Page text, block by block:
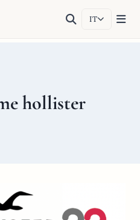
IT
hollister